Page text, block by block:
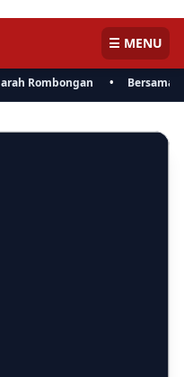
☰ MENU
• Bersama Bisa,